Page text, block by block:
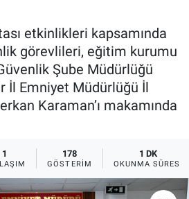
etkinlikleri kapsamında
görevlileri, eğitim kurumu
Şube Müdürlüğü
İl Emniyet Müdürlüğü İl
Karaman’ı makamında
1 178
GÖSTERIM
1 DK
OKUNMA SÜRESI